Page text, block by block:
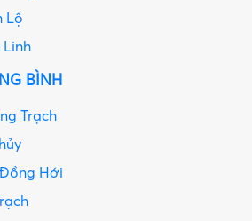
Lộ
Linh
BÌNH
Trạch
Hới